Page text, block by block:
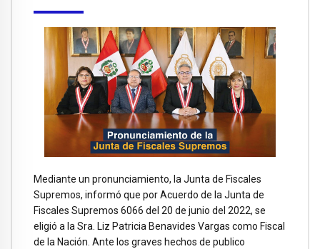
Mediante un pronunciamiento, la Junta de Fiscales
Supremos, informó que por Acuerdo de la Junta de
Fiscales Supremos 6066 del 20 de junio del 2022, se
eligió a la Sra. Liz Patricia Benavides Vargas como Fiscal
de la Nación. Ante los graves hechos de publico